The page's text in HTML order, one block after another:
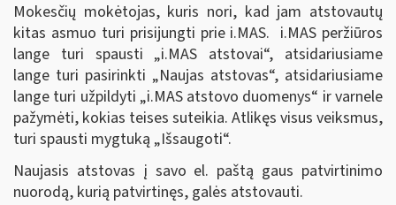
Mokesčių mokėtojas, kuris nori, kad jam atstovautų
kitas asmuo turi prisijungti prie i.MAS. i.MAS peržiūros
lange turi spausti „i.MAS atstovai“, atsidariusiame
lange turi pasirinkti „Naujas atstovas“, atsidariusiame
lange turi užpildyti „i.MAS atstovo duomenys“ ir varnele
pažymėti, kokias teises suteikia. Atlikęs visus veiksmus,
turi spausti mygtuką „Išsaugoti“.
Naujasis atstovas į savo el. paštą gaus patvirtinimo
nuorodą, kurią patvirtinęs, galės atstovauti.